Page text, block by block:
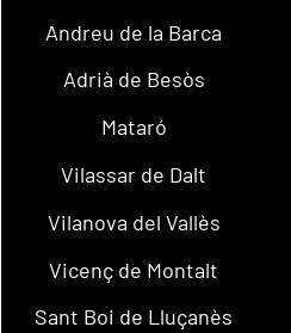
Andreu de la Barca
Adrià de Besòs
Mataró
Vilassar de Dalt
Vilanova del Vallès
Vicenç de Montalt
Sant Boi de Lluçanès